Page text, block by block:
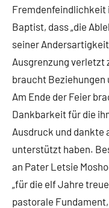
Fremdenfeindlichkeit
Baptist, dass „die
seiner
Ausgrenzung verletzt
braucht Beziehungen
Am Ende der Feier
Dankbarkeit für die
Ausdruck und dankte
unterstützt haben.
an Pater Letsie
„für die elf Jahre
pastorale